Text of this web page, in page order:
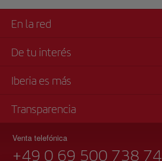
En la red
De tu interés
Iberia es más
Transparencia
Venta telefónica
+49 0 69 500 738 74